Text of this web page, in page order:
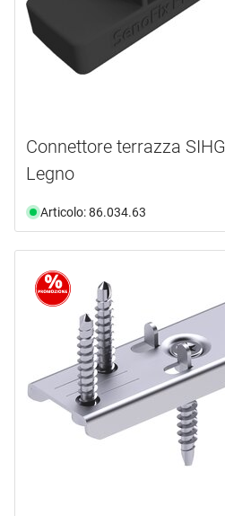
Connettore terrazza
Legno
Articolo: 86.034.63